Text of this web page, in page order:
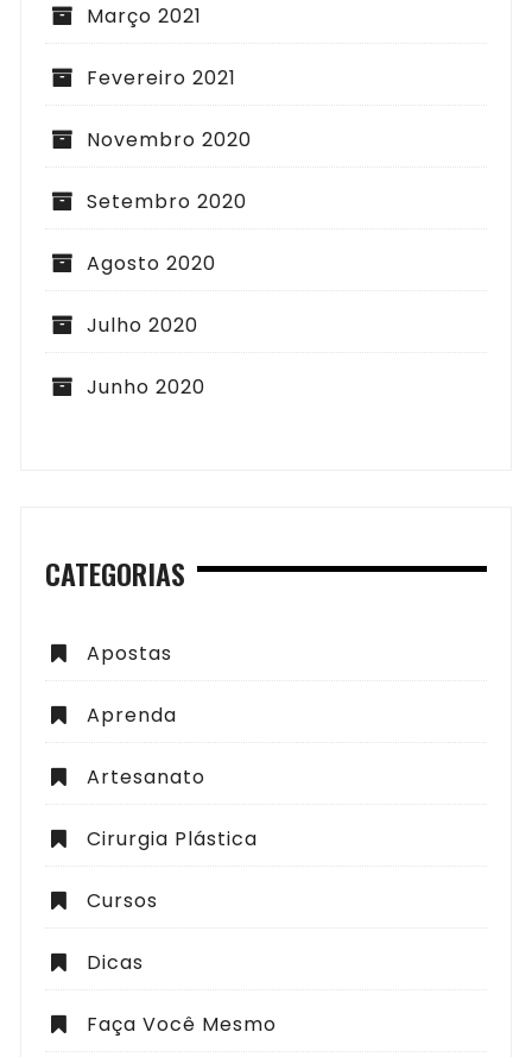
Março 2021
Fevereiro 2021
Novembro 2020
Setembro 2020
Agosto 2020
Julho 2020
Junho 2020
CATEGORIAS
Apostas
Aprenda
Artesanato
Cirurgia Plástica
Cursos
Dicas
Faça Você Mesmo